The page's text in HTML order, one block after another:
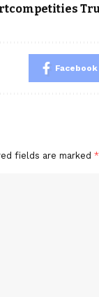
Facebook
fields are marked *